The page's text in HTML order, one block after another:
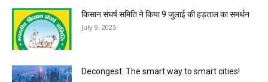
किसान संघर्ष समिति ने किया 9 जुलाई की हड़ताल का समर्थन
July 9, 2025
Decongest: The smart way to smart cities!